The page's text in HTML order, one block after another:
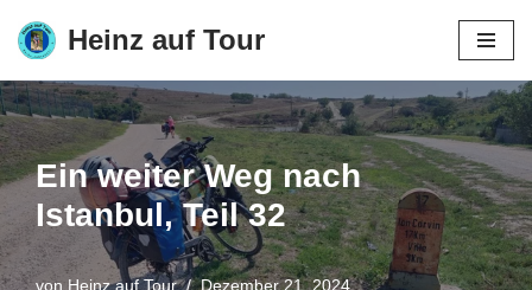
Zum
Inhalt
springen
Heinz auf Tour
Ein weiter Weg nach
Istanbul, Teil 32
von Heinz auf Tour Dezember 21, 2024